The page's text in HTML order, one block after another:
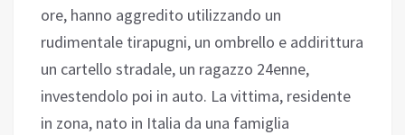
ore, hanno aggredito utilizzando un
rudimentale tirapugni, un ombrello e addirittura
un cartello stradale, un ragazzo 24enne,
investendolo poi in auto. La vittima, residente
in zona, nato in Italia da una famiglia